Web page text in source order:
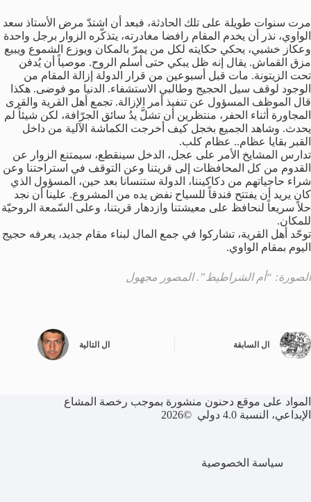
مرت سنوات طويلة على تلك الحادثة، فبعد أن اشتدّ مرض الأستاذ سعد
الواوي، نذر أن يخدم المقام رافضا مغادرته، يتذكّره الزوار برجل واحدة
وعكاز خشبي، يحكي حكايته لكل من يمرّ بالمكان ويوزع الشموع ويبيع
مزق القماش. يقال إنه ظل يبكي حتى أسلم الروح. موصياً أن يُدفن
تحت الزيتونة. مات قبل أسبوعين من قرار الدولة إزالة المقام من
الوجود لوقف سيل الحجيج وطالبي الاستشفاء. الدنيا مو فوضى. هكذا
قال الموظف المسؤول عن تنفيذ أمر الإزالة. تجمع أهل القرية والقرى
المجاورة أثناء الحفر، منتظرين أن تشلَّ يدُ سائق الجرّافة، لكن شيئاً لم
يحدث. وشاهد الجميع بخجل كيف أخرجت الكماشة الآلية من داخل
القبر بقايا عظام.. عظام كلب.
تدارس المشايخ الأمر على عجل، الدخل سينقطع، سيمتنع الزوار عن
القدوم من كل المحافظات إلى قريتنا وعن التوقف في استراحتنا وعن
شراء حاجياتهم من دكاكيننا، الدولة ستنسانا بعد حين، المسؤول الذي
كان يريد أن يفتتح فندقاً للسياح نفض يده من المشروع. علينا أن نجد
حلاً سريعاً لنحافظ على معيشتنا وازدهار قريتنا، وعلى السّمعة الروحيّة
للمكان.
توحّد أهل القرية، تشاركوا في جمع المال لبناء مقام جديد، يعرفه حجيج
اليوم بمقام الواوي.
الصورة: “أم الشراطيط”. المصور مجهول
ال السابقة ال التالية
المواد على موقع دحنون منشورة بموجب رخصة المشاع
الإبداعي، النسبة 4.0 دولي ©2026
سياسة الخصوصية